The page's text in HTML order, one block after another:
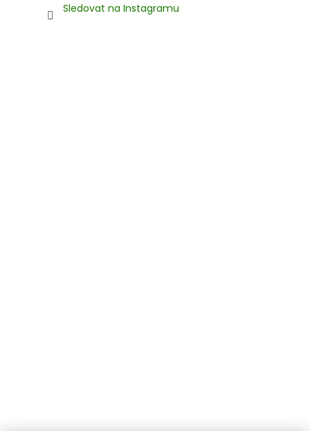
Sledovat na Instagramu